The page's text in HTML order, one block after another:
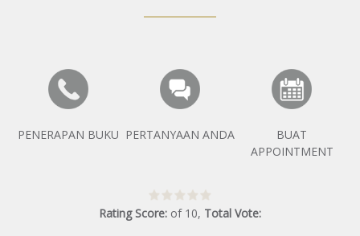
PENERAPAN BUKU PERTANYAAN ANDA
BUAT
APPOINTMENT
Rating Score: of 10, Total Vote: